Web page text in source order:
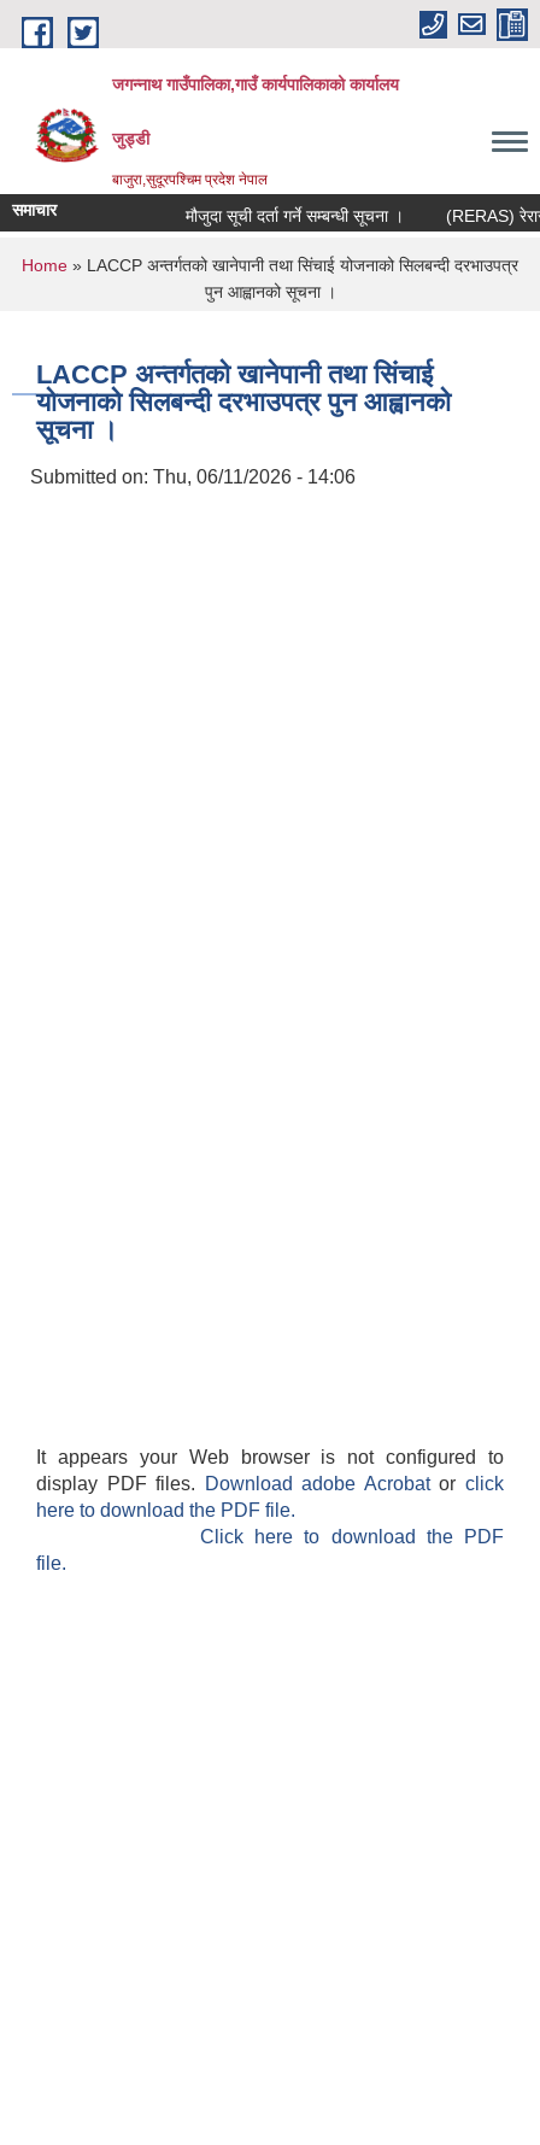
Skip to main content
जगन्नाथ गाउँपालिका,गाउँ कार्यपालिकाको कार्यालय
जुड्डी
बाजुरा,सुदूरपश्चिम प्रदेश नेपाल
समाचार मौजुदा सूची दर्ता गर्ने सम्बन्धी सूचना । (RERAS) रेरास
You are here
Home » LACCP अन्तर्गतको खानेपानी तथा सिंचाई योजनाको सिलबन्दी दरभाउपत्र
पुन आह्वानको सूचना ।
LACCP अन्तर्गतको खानेपानी तथा सिंचाई
योजनाको सिलबन्दी दरभाउपत्र पुन आह्वानको
सूचना ।
Submitted on: Thu, 06/11/2026 - 14:06
It appears your Web browser is not configured to
display PDF files.
Download adobe Acrobatorclick
here to download the PDF file.
Click here to download the PDF
file.